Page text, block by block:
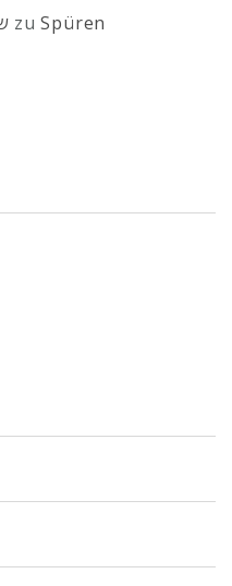
zuSpüren